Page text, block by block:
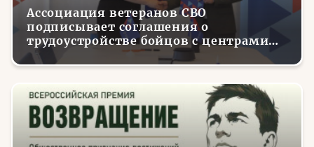
Ассоциация ветеранов СВО
подписывает соглашения о
трудоустройстве бойцов с центрами
занятости в регионах России